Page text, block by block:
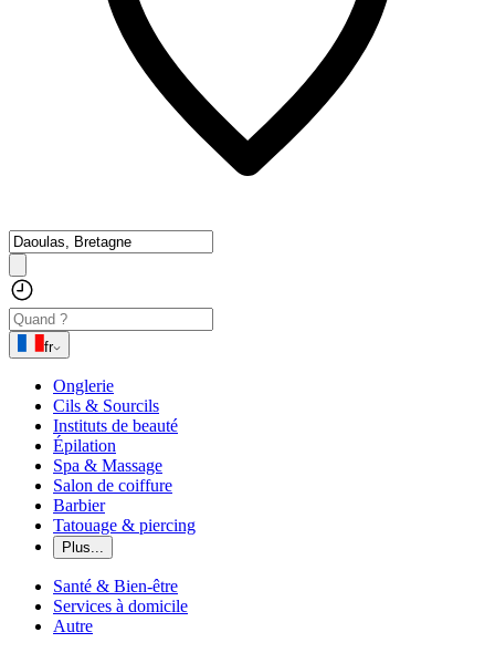
fr
Onglerie
Cils & Sourcils
Instituts de beauté
Épilation
Spa & Massage
Salon de coiffure
Barbier
Tatouage & piercing
Plus...
Santé & Bien-être
Services à domicile
Autre